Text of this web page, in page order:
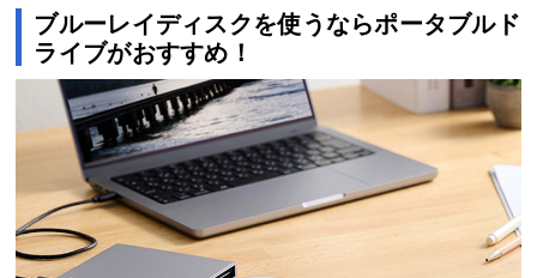
ブルーレイディスクを使うならポータブルド
ライブがおすすめ！